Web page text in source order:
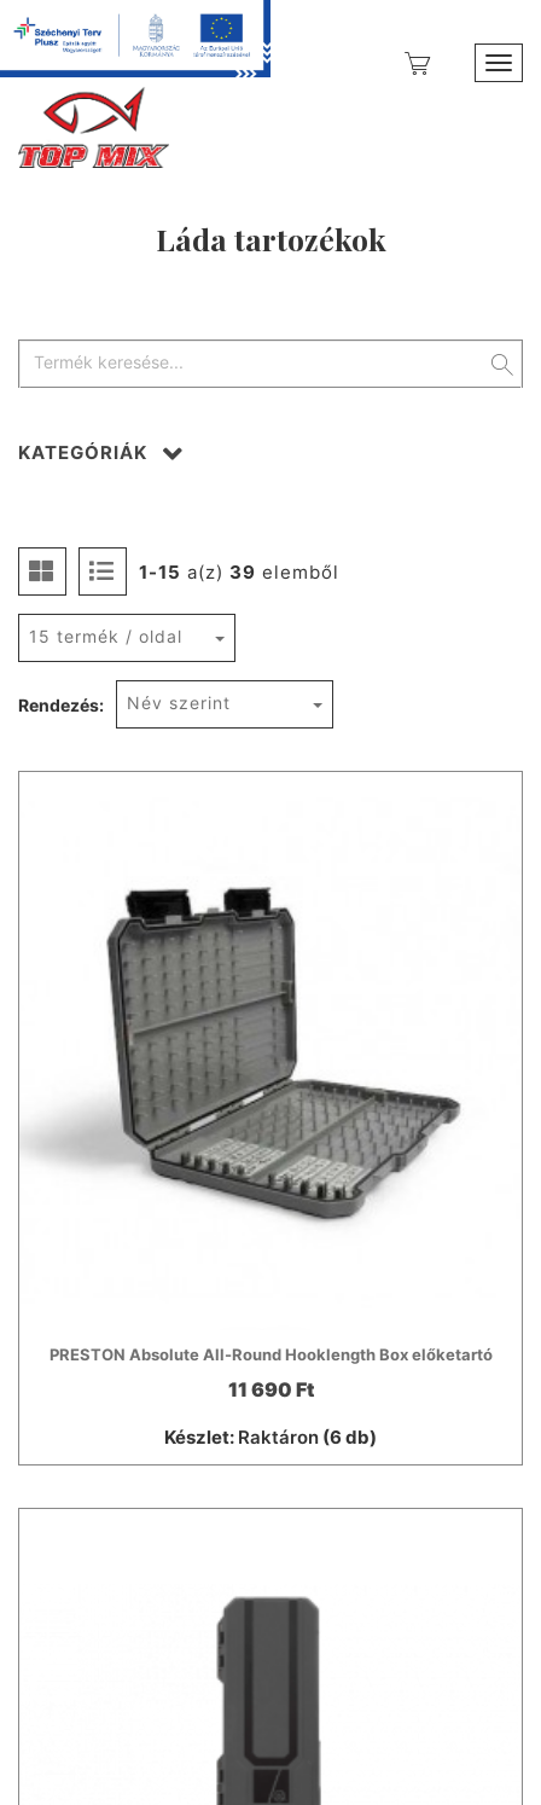
Láda tartozékok
1-15 a(z) 39 elemből
15 termék / oldal
Rendezés: Név szerint
PRESTON Absolute All-Round Hooklength Box előketartó
11 690 Ft
Készlet: Raktáron (6 db)
KATEGÓRIÁK